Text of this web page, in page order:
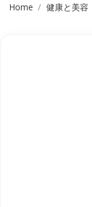
Home 健康と美容